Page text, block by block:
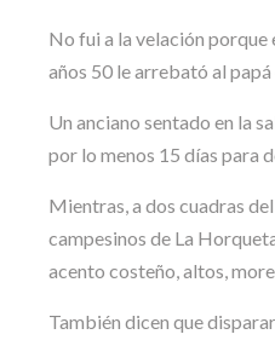
No fui a la velación porque
años 50 le arrebató al papá
Un anciano sentado en la
por lo menos 15 días para
Mientras, a dos cuadras
campesinos de La
acento costeño, altos,
También dicen que